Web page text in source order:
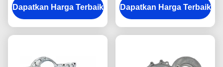
4JH1
Dapatkan Harga Terbaik
Mesin
Dapatkan Harga Terbaik